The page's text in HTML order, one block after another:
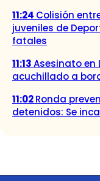
11:24 Colisión
juveniles de
fatales
11:13Asesinato en
acuchillado a
11:02Ronda
detenidos: Se